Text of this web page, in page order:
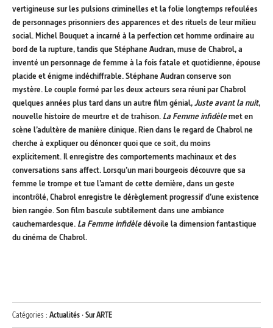
vertigineuse sur les pulsions criminelles et la folie longtemps refoulées
de personnages prisonniers des apparences et des rituels de leur milieu
social. Michel Bouquet a incarné à la perfection cet homme ordinaire au
bord de la rupture, tandis que Stéphane Audran, muse de Chabrol, a
inventé un personnage de femme à la fois fatale et quotidienne, épouse
placide et énigme indéchiffrable. Stéphane Audran conserve son
mystère. Le couple formé par les deux acteurs sera réuni par Chabrol
quelques années plus tard dans un autre film génial,Juste avant la nuit,
nouvelle histoire de meurtre et de trahison. La Femme infidèlemet en
scène l’adultère de manière clinique. Rien dans le regard de Chabrol ne
cherche à expliquer ou dénoncer quoi que ce soit, du moins
explicitement. Il enregistre des comportements machinaux et des
conversations sans affect. Lorsqu’un mari bourgeois découvre que sa
femme le trompe et tue l’amant de cette dernière, dans un geste
incontrôlé, Chabrol enregistre le dérèglement progressif d’une existence
bien rangée. Son film bascule subtilement dans une ambiance
cauchemardesque. La Femme infidèledévoile la dimension fantastique
du cinéma de Chabrol.
Catégories : Actualités ·Sur ARTE